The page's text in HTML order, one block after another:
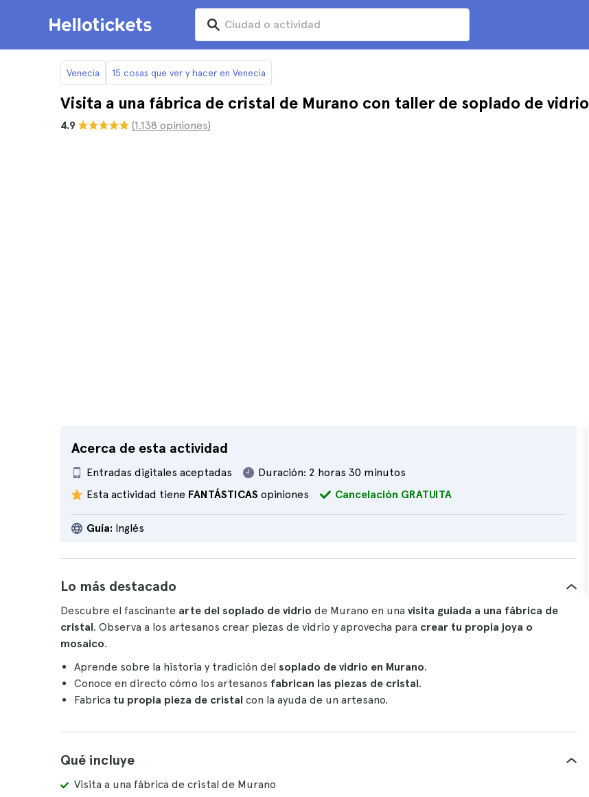
Venecia 15 cosas que ver y hacer en Venecia
Visita a una fábrica de cristal de Murano con taller de soplado de vidrio
4.9 (1.138 opiniones)
Acerca de esta actividad
Entradas digitales aceptadas Duración: 2 horas 30 minutos
Esta actividad tiene FANTÁSTICAS opiniones Cancelación GRATUITA
Guía: Inglés
Lo más destacado
Descubre el fascinante arte del soplado de vidrio de Murano en una visita guiada a una fábrica de
cristal. Observa a los artesanos crear piezas de vidrio y aprovecha para crear tu propia joya o
mosaico.
Aprende sobre la historia y tradición del soplado de vidrio en Murano.
Conoce en directo cómo los artesanos fabrican las piezas de cristal.
Fabrica tu propia pieza de cristal con la ayuda de un artesano.
Qué incluye
Visita a una fábrica de cristal de Murano